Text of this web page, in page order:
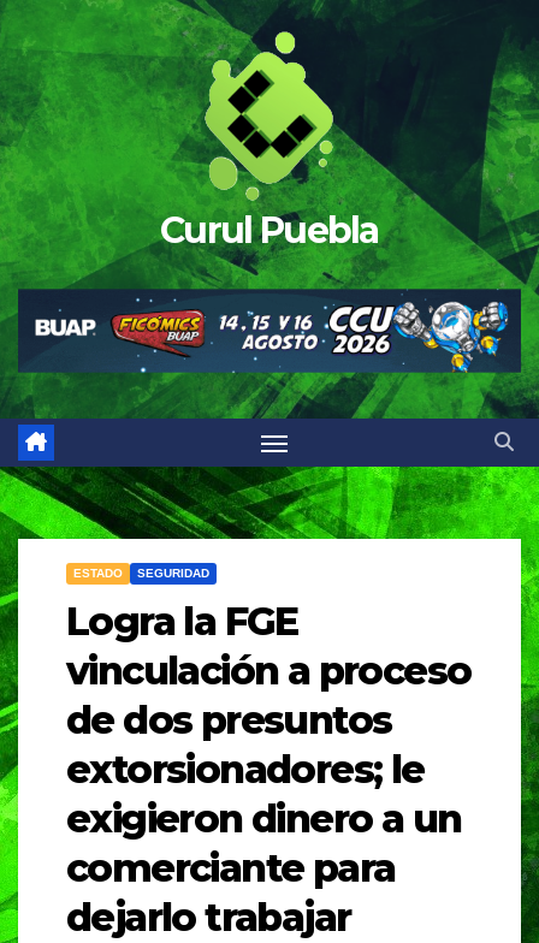
Saltar
al
contenido
Curul Puebla
ESTADO SEGURIDAD
Logra la FGE
vinculación a proceso
de dos presuntos
extorsionadores; le
exigieron dinero a un
comerciante para
dejarlo trabajar